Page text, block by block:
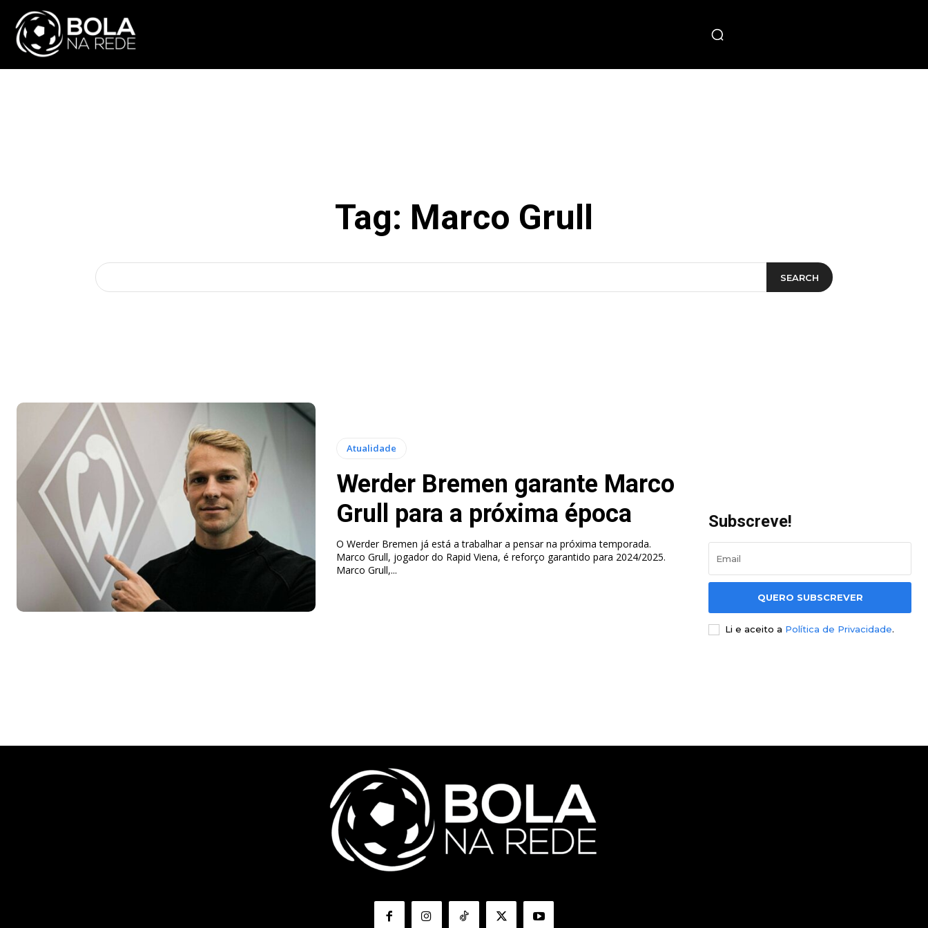
Tag: Marco Grull
SEARCH
Atualidade
Werder Bremen garante Marco
Grull para a próxima época
O Werder Bremen já está a trabalhar a pensar na próxima temporada.
Marco Grull, jogador do Rapid Viena, é reforço garantido para 2024/2025.
Marco Grull,...
Subscreve!
QUERO SUBSCREVER
Li e aceito a Política de Privacidade.